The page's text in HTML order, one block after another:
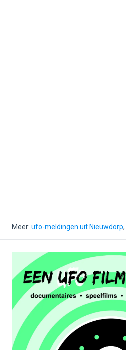
Meer: ufo-meldingen uit Nieuwdorp,